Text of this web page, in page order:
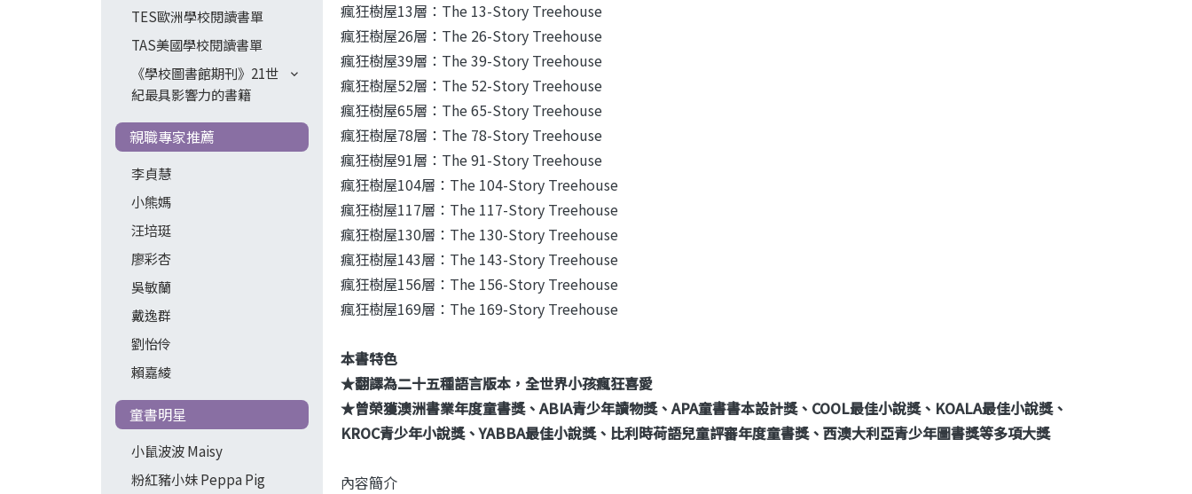
TES歐洲學校閱讀書單
TAS美國學校閱讀書單
《學校圖書館期刊》21世
紀最具影響力的書籍
親職專家推薦
李貞慧
小熊媽
汪培珽
廖彩杏
吳敏蘭
戴逸群
劉怡伶
賴嘉綾
童書明星
小鼠波波 Maisy
粉紅豬小妹 Peppa Pig
瘋狂樹屋13層：The 13-Story Treehouse
瘋狂樹屋26層：The 26-Story Treehouse
瘋狂樹屋39層：The 39-Story Treehouse
瘋狂樹屋52層：The 52-Story Treehouse
瘋狂樹屋65層：The 65-Story Treehouse
瘋狂樹屋78層：The 78-Story Treehouse
瘋狂樹屋91層：The 91-Story Treehouse
瘋狂樹屋104層：The 104-Story Treehouse
瘋狂樹屋117層：The 117-Story Treehouse
瘋狂樹屋130層：The 130-Story Treehouse
瘋狂樹屋143層：The 143-Story Treehouse
瘋狂樹屋156層：The 156-Story Treehouse
瘋狂樹屋169層：The 169-Story Treehouse
本書特色
★翻譯為二十五種語言版本，全世界小孩瘋狂喜愛
★曾榮獲澳洲書業年度童書獎、ABIA青少年讀物獎、APA童書書本設計獎、COOL最佳小說獎、KOALA最佳小說獎、
KROC青少年小說獎、YABBA最佳小說獎、比利時荷語兒童評審年度童書獎、西澳大利亞青少年圖書獎等多項大獎
內容簡介